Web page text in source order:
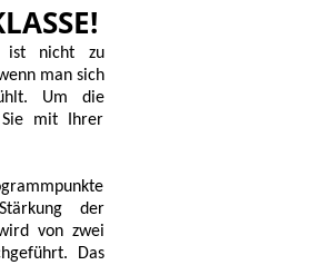
ist nicht zu
man sich
Um die
Sie mit Ihrer
der
von zwei
Das